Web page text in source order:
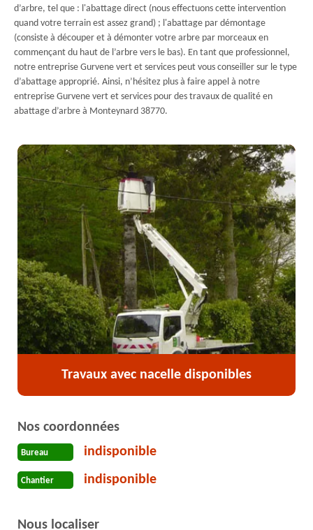
d’arbre, tel que : l'abattage direct (nous effectuons cette intervention
quand votre terrain est assez grand) ; l'abattage par démontage
(consiste à découper et à démonter votre arbre par morceaux en
commençant du haut de l’arbre vers le bas). En tant que professionnel,
notre entreprise Gurvene vert et services peut vous conseiller sur le type
d’abattage approprié. Ainsi, n’hésitez plus à faire appel à notre
entreprise Gurvene vert et services pour des travaux de qualité en
abattage d’arbre à Monteynard 38770.
Travaux avec nacelle disponibles
Nos coordonnées
Bureau indisponible
Chantier indisponible
Nous localiser